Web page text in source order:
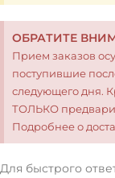
ОБРАТИТЕ
Прием заказов
поступившие
следующего дня.
ТОЛЬКО
Подробнее о
Для быстрого